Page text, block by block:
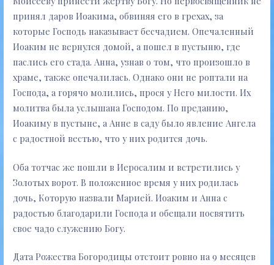
принял даров Иоакима, обвиняя его в грехах, за
которые Господь наказывает бесчадием. Опечаленный
Иоаким не вернулся домой, а пошел в пустыню, где
паслись его стада. Анна, узнав о том, что произошло в
храме, также опечалилась. Однако они не роптали на
Господа, а горячо молились, прося у Него милости. Их
молитва была услышана Господом. По преданию,
Иоакиму в пустыне, а Анне в саду было явление Ангела
с радостной вестью, что у них родится дочь.
Оба тотчас же пошли в Иеросалим и встретились у
Золотых ворот. В положенное время у них родилась
дочь, Которую назвали Марией. Иоаким и Анна с
радостью благодарили Господа и обещали посвятить
свое чадо служению Богу.
Дата Рожества Богородицы отстоит ровно на 9 месяцев